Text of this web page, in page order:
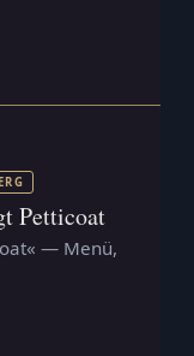
IN NEUEM TAB)
Petticoat
— Menü,